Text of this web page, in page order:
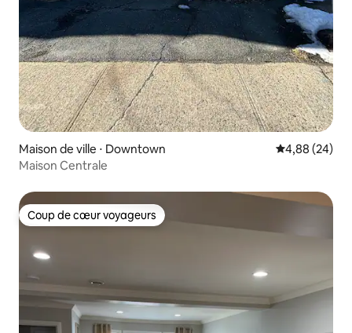
Maison de ville ⋅ Downtown Évaluation
4,88 (24)
Maison Centrale
Coup de cœur voyageurs
Coup de cœur voyageurs